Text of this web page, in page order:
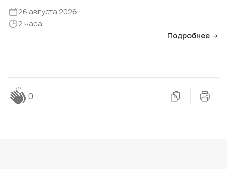
26 августа 2026
2 часа
Подробнее →
0